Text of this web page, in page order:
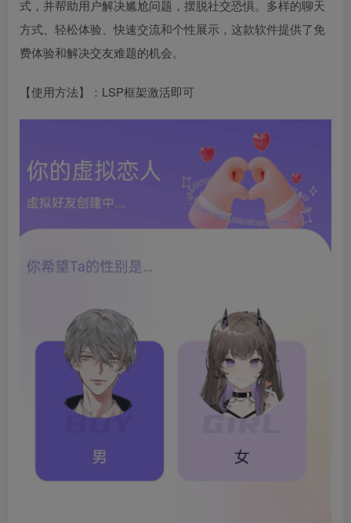
式，并帮助用户解决尴尬问题，摆脱社交恐惧。多样的聊天
方式、轻松体验、快速交流和个性展示，这款软件提供了免
费体验和解决交友难题的机会。
【使用方法】：LSP框架激活即可